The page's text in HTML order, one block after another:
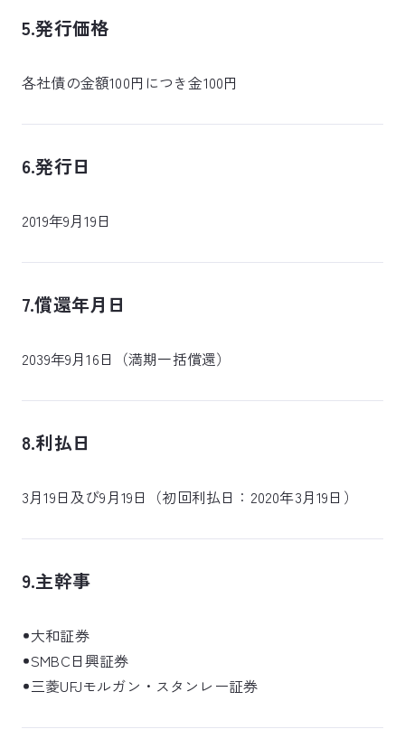
5.発行価格
各社債の金額100円につき金100円
6.発行日
2019年9月19日
7.償還年月日
2039年9月16日（満期一括償還）
8.利払日
3月19日及び9月19日（初回利払日：2020年3月19日）
9.主幹事
大和証券
SMBC日興証券
三菱UFJモルガン・スタンレー証券